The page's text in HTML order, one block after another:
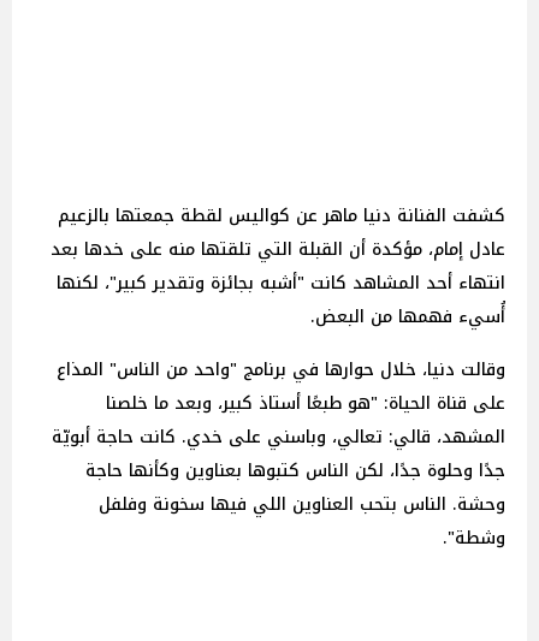
كشفت الفنانة دنيا ماهر عن كواليس لقطة جمعتها بالزعيم
عادل إمام، مؤكدة أن القبلة التي تلقتها منه على خدها بعد
انتهاء أحد المشاهد كانت "أشبه بجائزة وتقدير كبير"، لكنها
أُسيء فهمها من البعض.
وقالت دنيا، خلال حوارها في برنامج "واحد من الناس" المذاع
على قناة الحياة: "هو طبعًا أستاذ كبير، وبعد ما خلصنا
المشهد، قالي: تعالي، وباسني على خدي. كانت حاجة أبويّة
جدًا وحلوة جدًا، لكن الناس كتبوها بعناوين وكأنها حاجة
وحشة. الناس بتحب العناوين اللي فيها سخونة وفلفل
وشطة".